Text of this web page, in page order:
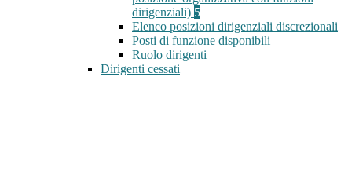
dirigenziali) 5
Elenco posizioni dirigenziali discrezionali
Posti di funzione disponibili
Ruolo dirigenti
Dirigenti cessati